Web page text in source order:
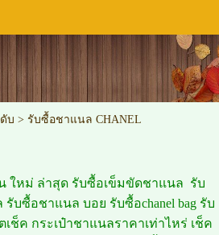
บ > รับซื้อชาแนล CHANEL
ใหม่ ล่าสุด รับซื้อเข็มขัดชาแนล รับ
บซื้อชาแนล บอย รับซื้อchanel bag รับ
เช็ค กระเป๋าชาแนลราคาเท่าไหร่ เช็ค